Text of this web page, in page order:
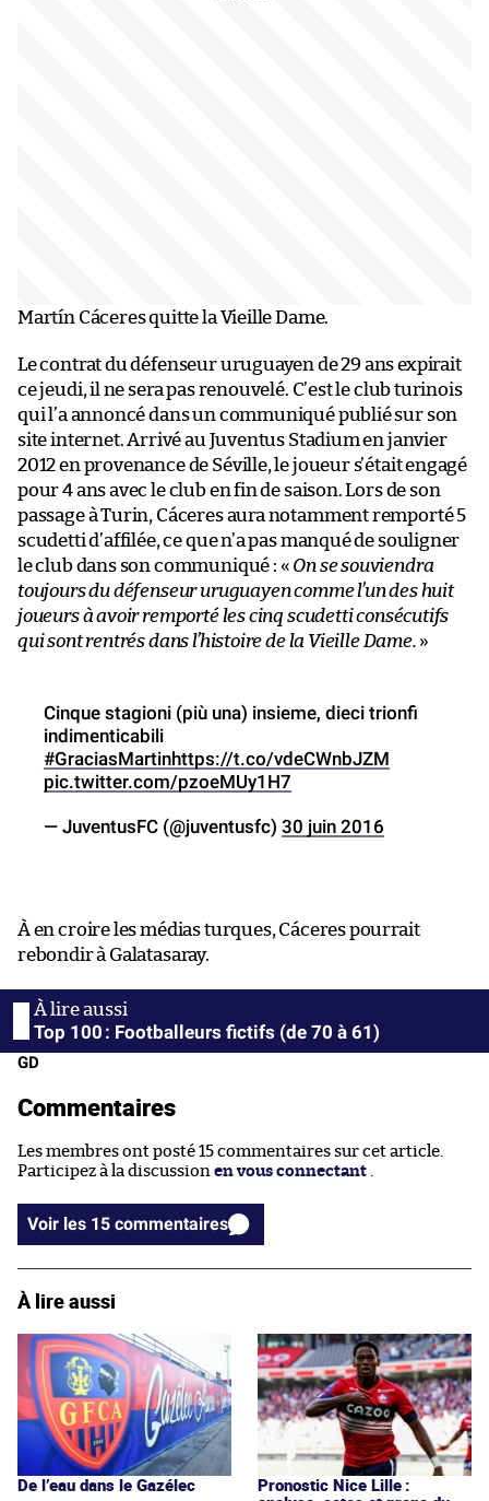
Martín Cáceres quitte la Vieille Dame.
Le contrat du défenseur uruguayen de 29 ans expirait
ce jeudi, il ne sera pas renouvelé. C’est le club turinois
qui l’a annoncé dans un communiqué publié sur son
site internet. Arrivé au Juventus Stadium en janvier
2012 en provenance de Séville, le joueur s’était engagé
pour 4 ans avec le club en fin de saison. Lors de son
passage à Turin, Cáceres aura notamment remporté 5
scudetti d’affilée, ce que n’a pas manqué de souligner
le club dans son communiqué : « On se souviendra
toujours du défenseur uruguayen comme l’un des huit
joueurs à avoir remporté les cinq scudetti consécutifs
qui sont rentrés dans l’histoire de la Vieille Dame. »
Cinque stagioni (più una) insieme, dieci trionfi
indimenticabili
#GraciasMartinhttps://t.co/vdeCWnbJZM
pic.twitter.com/pzoeMUy1H7
— JuventusFC (@juventusfc) 30 juin 2016
À en croire les médias turques, Cáceres pourrait
rebondir à Galatasaray.
Top 100 : Footballeurs fictifs (de 70 à 61)
GD
Commentaires
Les membres ont posté 15 commentaires sur cet article.
Participez à la discussion en vous connectant .
Voir les 15 commentaires
À lire aussi
De l’eau dans le Gazélec
Pronostic Nice Lille :